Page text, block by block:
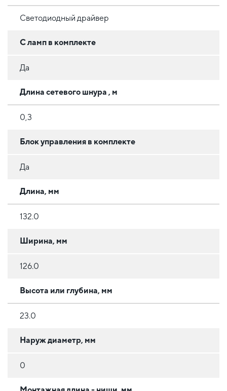
Светодиодный драйвер
С ламп в комплекте
Да
Длина сетевого шнура , м
0,3
Блок управления в комплекте
Да
Длина, мм
132.0
Ширина, мм
126.0
Высота или глубина, мм
23.0
Наруж диаметр, мм
0